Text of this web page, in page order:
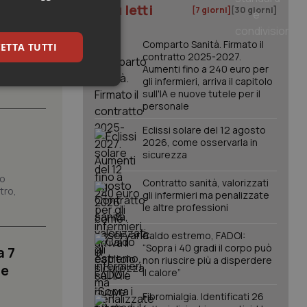
voto
7
I più letti [7 giorni] [30 giorni]
Comparto Sanità. Firmato il
contratto 2025-2027.
Aumenti fino a 240 euro per
gli infermieri, arriva il capitolo
sull'IA e nuove tutele per il
personale
Eclissi solare del 12 agosto
2026, come osservarla in
sicurezza
Contratto sanità, valorizzati
gli infermieri ma penalizzate
le altre professioni
Caldo estremo, FADOI:
“Sopra i 40 gradi il corpo può
non riuscire più a disperdere
il calore”
Fibromialgia. Identificati 26
TUTTI
sulle pagine
memorizzare le
per la loro
sul consenso